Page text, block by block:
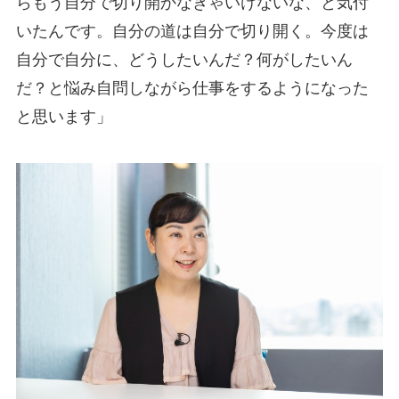
いたんです。自分の道は自分で切り開く。今度は
自分で自分に、どうしたいんだ？何がしたいん
だ？と悩み自問しながら仕事をするようになった
と思います」